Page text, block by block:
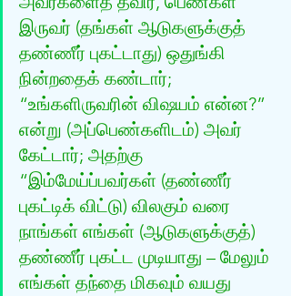
இருவர் (தங்கள் ஆடுகளுக்குத்
தண்ணீர் புகட்டாது) ஒதுங்கி
நின்றதைக் கண்டார்;
“உங்களிருவரின் விஷயம் என்ன?”
என்று (அப்பெண்களிடம்) அவர்
கேட்டார்; அதற்கு
“இம்மேய்ப்பவர்கள் (தண்ணீர்
புகட்டிக் விட்டு) விலகும் வரை
நாங்கள் எங்கள் (ஆடுகளுக்குத்)
தண்ணீர் புகட்ட முடியாது – மேலும்
எங்கள் தந்தை மிகவும் வயது